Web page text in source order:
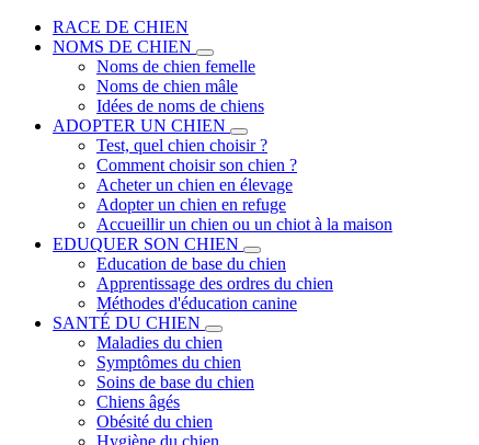
RACE DE CHIEN
NOMS DE CHIEN
Noms de chien femelle
Noms de chien mâle
Idées de noms de chiens
ADOPTER UN CHIEN
Test, quel chien choisir ?
Comment choisir son chien ?
Acheter un chien en élevage
Adopter un chien en refuge
Accueillir un chien ou un chiot à la maison
EDUQUER SON CHIEN
Education de base du chien
Apprentissage des ordres du chien
Méthodes d'éducation canine
SANTÉ DU CHIEN
Maladies du chien
Symptômes du chien
Soins de base du chien
Chiens âgés
Obésité du chien
Hygiène du chien